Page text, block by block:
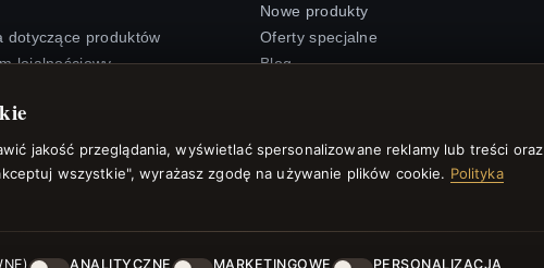
jakość przeglądania, wyświetlać spersonalizowane reklamy lub treści oraz
wszystkie", wyrażasz zgodę na używanie plików cookie. Polityka
ANALITYCZNE MARKETINGOWE PERSONALIZACJA
dotyczące produktów
lojalnościowy
podarunkowa
rabatowe
się z newslettera
Nowe produkty
Oferty specjalne
Blog